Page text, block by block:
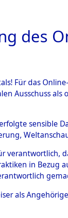
des
Für das
Ausschuss
in Bezug
als